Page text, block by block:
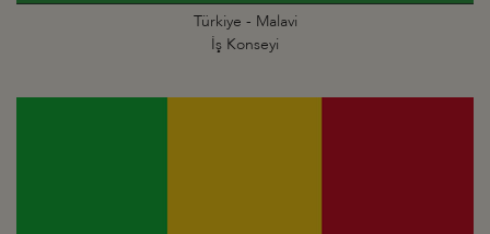
Türkiye - Malavi
İş Konseyi